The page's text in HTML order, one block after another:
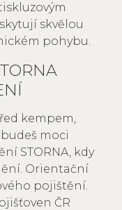
skvělou
pohybu.
kempem,
moci
STORNA, kdy
Orientační
pojištění.
ČR